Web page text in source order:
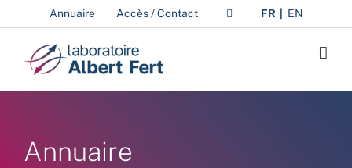
au
contenu
Annuaire Accès / Contact FR EN
Annuaire